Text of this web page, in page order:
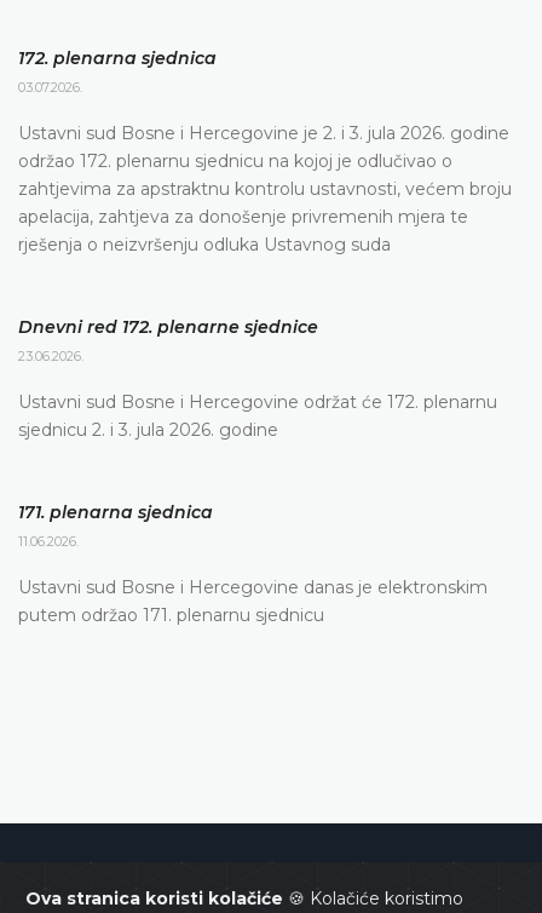
Ova stranica koristi kolačiće 🍪 Kolačiće koristimo
172. plenarna sjednica
03.07.2026.
Ustavni sud Bosne i Hercegovine je 2. i 3. jula 2026. godine
održao 172. plenarnu sjednicu na kojoj je odlučivao o
zahtjevima za apstraktnu kontrolu ustavnosti, većem broju
apelacija, zahtjeva za donošenje privremenih mjera te
rješenja o neizvršenju odluka Ustavnog suda
Dnevni red 172. plenarne sjednice
23.06.2026.
Ustavni sud Bosne i Hercegovine održat će 172. plenarnu
sjednicu 2. i 3. jula 2026. godine
171. plenarna sjednica
11.06.2026.
Ustavni sud Bosne i Hercegovine danas je elektronskim
putem održao 171. plenarnu sjednicu